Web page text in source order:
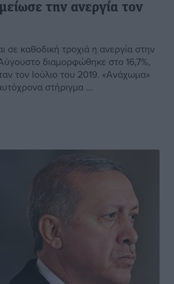
την ανεργία τον
σε καθοδική τροχιά η ανεργία στην
διαμορφώθηκε στο 16,7%,
τον Ιούλιο του 2019. «Ανάχωμα»
στήριγμα ...